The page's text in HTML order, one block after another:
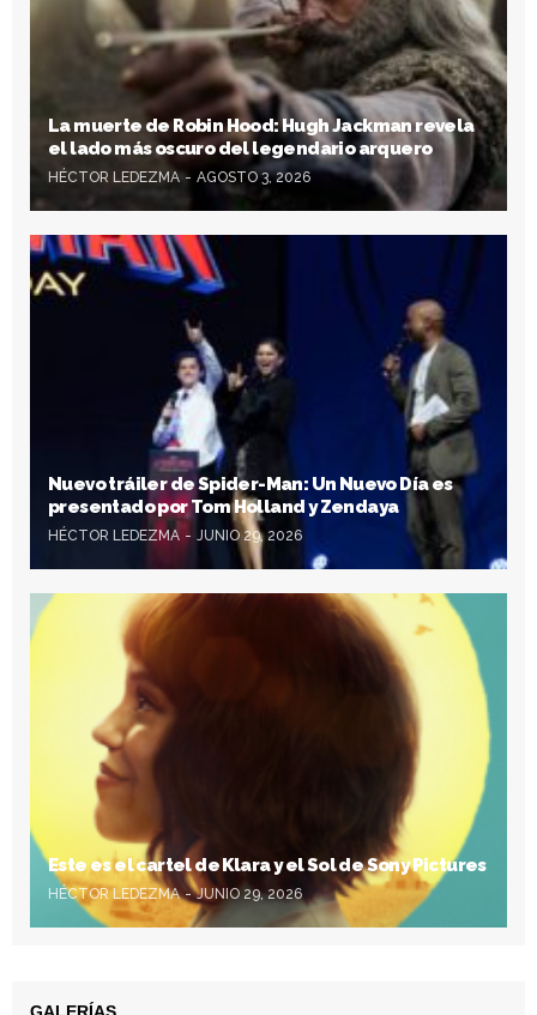
La muerte de Robin Hood: Hugh Jackman revela
el lado más oscuro del legendario arquero
HÉCTOR LEDEZMA AGOSTO 3, 2026
Nuevo tráiler de Spider-Man: Un Nuevo Día es
presentado por Tom Holland y Zendaya
HÉCTOR LEDEZMA JUNIO 29, 2026
Este es el cartel de Klara y el Sol de Sony Pictures
HÉCTOR LEDEZMA JUNIO 29, 2026
GALERÍAS